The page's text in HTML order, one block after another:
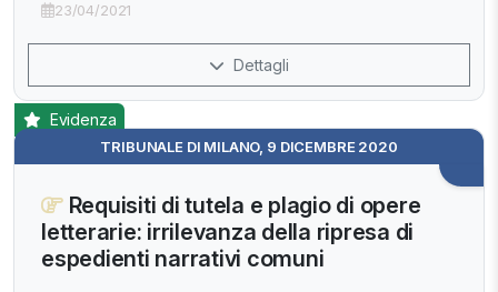
23/04/2021
Dettagli
TRIBUNALE DI MILANO, 9 DICEMBRE 2020
Evidenza
Requisiti di tutela e plagio di opere
letterarie: irrilevanza della ripresa di
espedienti narrativi comuni